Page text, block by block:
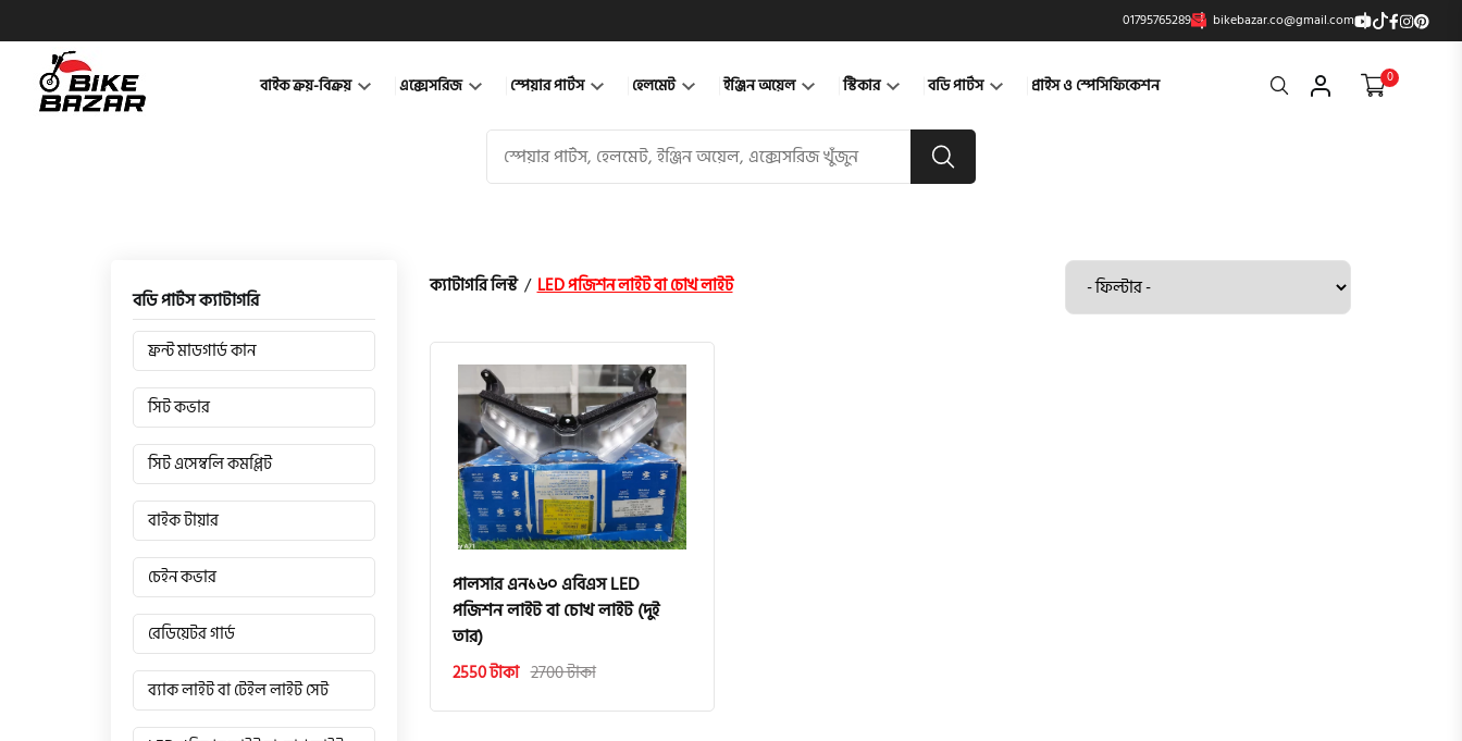
01795765289 bikebazar.co@gmail.com
বাইক ক্রয়-বিক্রয় এক্সেসরিজ স্পেয়ার পার্টস হেলমেট ইঞ্জিন অয়েল স্টিকার বডি পার্টস প্রাইস ও স্পেসিফিকেশন Search 0
বডি পার্টস ক্যাটাগরি
ফ্রন্ট মাডগার্ড কান
সিট কভার
সিট এসেম্বলি কমপ্লিট
বাইক টায়ার
চেইন কভার
রেডিয়েটর গার্ড
ব্যাক লাইট বা টেইল লাইট সেট
ক্যাটাগরি লিস্ট/LED পজিশন লাইট বা চোখ লাইট
পালসার এন১৬০ এবিএস LED
পজিশন লাইট বা চোখ লাইট (দুই
তার)
2550 টাকা 2700 টাকা